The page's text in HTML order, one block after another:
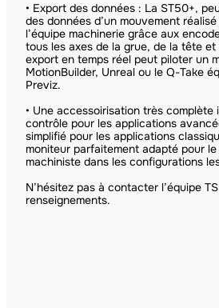
• Export des données : La ST50+,
des données d’un mouvement
l’équipe machinerie grâce aux
tous les axes de la grue, de la tête
export en temps réel peut piloter un
MotionBuilder, Unreal ou le Q-Take
Previz.
• Une accessoirisation très
contrôle pour les applications
simplifié pour les applications
moniteur parfaitement adapté pour
machiniste dans les configurations
N’hésitez pas à contacter l’équipe
renseignements.